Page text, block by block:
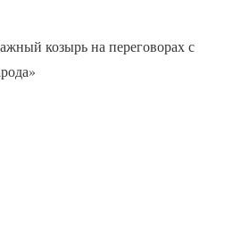
козырь на переговорах с